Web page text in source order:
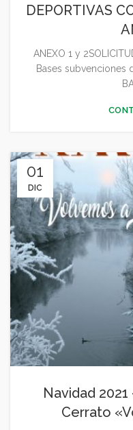
DEPORTIVAS
ANEXO 1 y
Bases subvenciones
01
DIC
Navidad
Cerrato